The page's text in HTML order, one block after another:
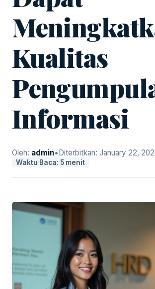
Kualitas
Informasi
Oleh: admin•Diterbitkan: January 22,
Waktu Baca: 5 menit